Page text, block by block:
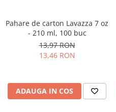
Pahare de carton Lavazza 7 oz
- 210 ml, 100 buc
13,97 RON
13,46 RON
ADAUGA IN COS